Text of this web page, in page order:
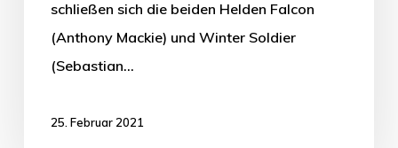
schließen sich die beiden Helden Falcon
(Anthony Mackie) und Winter Soldier
(Sebastian…
25. Februar 2021